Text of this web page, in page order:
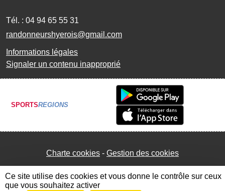
Tél. : 04 94 65 55 31
randonneurshyerois@gmail.com
Informations légales
Signaler un contenu inapproprié
SPORTSREGIONS
Charte cookies Gestion des cookies
Ce site utilise des cookies et vous donne le contrôle sur ceux
que vous souhaitez activer